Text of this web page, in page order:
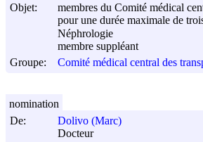
Objet:
membres du Comité médical
pour une durée maximale de
Néphrologie
membre suppléant
Groupe:
Comité médical central des
De:
Dolivo (Marc)
Docteur
nomination